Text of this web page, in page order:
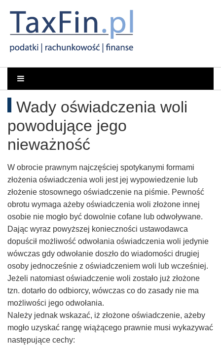
Rachunkowość,
Podatki,
VAT,
Orzeczenia
NSA
i
WSA
–
Taxfin.pl
Portal
dla
księgowych
Wady oświadczenia woli
powodujące jego
nieważność
W obrocie prawnym najczęściej spotykanymi formami
złożenia oświadczenia woli jest jej wypowiedzenie lub
złożenie stosownego oświadczenie na piśmie. Pewność
obrotu wymaga ażeby oświadczenia woli złożone innej
osobie nie mogło być dowolnie cofane lub odwoływane.
Dając wyraz powyższej konieczności ustawodawca
dopuścił możliwość odwołania oświadczenia woli jedynie
wówczas gdy odwołanie doszło do wiadomości drugiej
osoby jednocześnie z oświadczeniem woli lub wcześniej.
Jeżeli natomiast oświadczenie woli zostało już złożone
tzn. dotarło do odbiorcy, wówczas co do zasady nie ma
możliwości jego odwołania.
Należy jednak wskazać, iż złożone oświadczenie, ażeby
mogło uzyskać rangę wiążącego prawnie musi wykazywać
następujące cechy: